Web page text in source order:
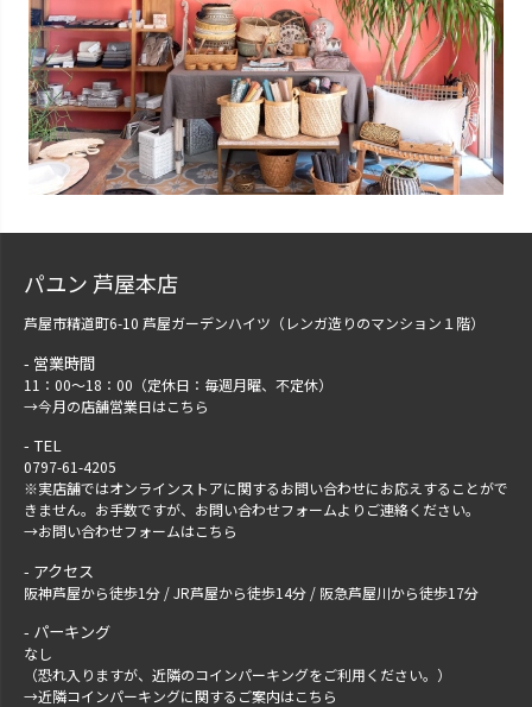
パユン 芦屋本店
芦屋市精道町6-10 芦屋ガーデンハイツ（レンガ造りのマンション１階）
営業時間
11：00～18：00（定休日：毎週月曜、不定休）
→今月の店舗営業日はこちら
TEL
0797-61-4205
※実店舗ではオンラインストアに関するお問い合わせにお応えすることがで
きません。お手数ですが、 お問い合わせフォームよりご連絡ください。
→お問い合わせフォームはこちら
アクセス
阪神芦屋から徒歩1分 / JR芦屋から徒歩14分 / 阪急芦屋川から徒歩17分
パーキング
なし
（恐れ入りますが、近隣のコインパーキングをご利用ください。）
→近隣コインパーキングに関するご案内はこちら